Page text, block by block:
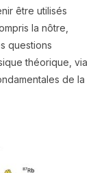
être utilisés
la nôtre,
questions
théorique, via
de la